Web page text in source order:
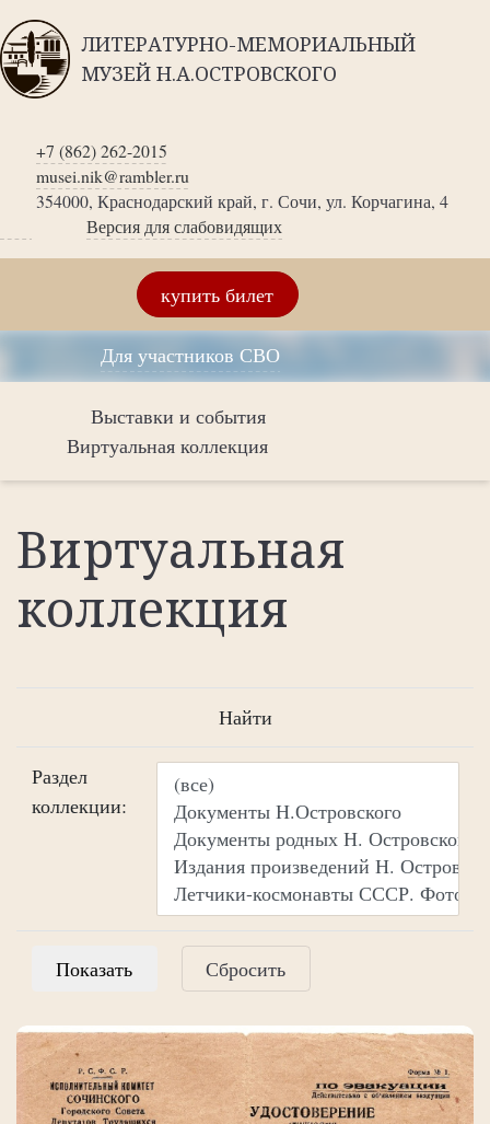
ЛИТЕРАТУРНО-МЕМОРИАЛЬНЫЙ
МУЗЕЙ Н.А.ОСТРОВСКОГО
+7 (862) 262-2015
musei.nik@rambler.ru
354000, Краснодарский край, г. Сочи, ул. Корчагина, 4
Версия для слабовидящих
купить билет
Для участников СВО
Выставки и события
Виртуальная коллекция
Виртуальная
коллекция
Найти
Раздел
коллекции:
Сбросить